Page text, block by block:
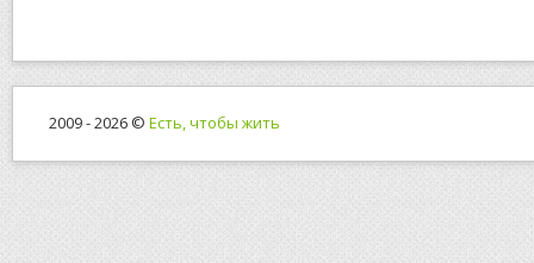
2009 - 2026 © Есть, чтобы жить